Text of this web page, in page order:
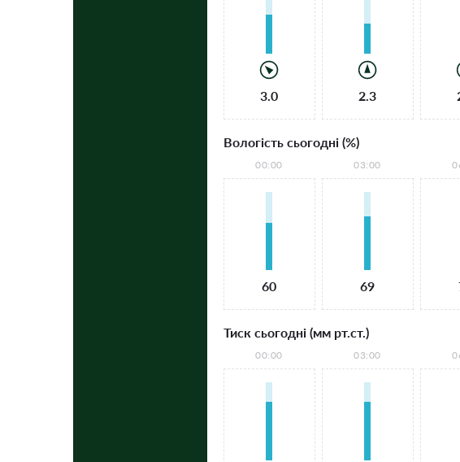
3.0 2.3
Вологість сьогодні (%)
00:00
60
03:00
69
Тиск сьогодні (мм рт.ст.)
00:00 03:00